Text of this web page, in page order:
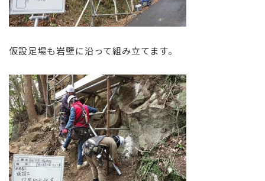
仮設足場も岩壁に沿って組み立てます。